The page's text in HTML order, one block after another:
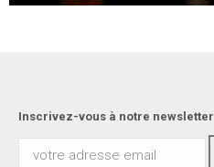
Inscrivez-vous à notre newsletter